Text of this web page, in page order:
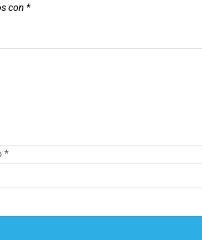
con *
*